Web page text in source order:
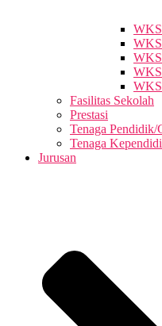
WKS
Fasilitas Sekolah
Prestasi
Tenaga Pendidik/
Tenaga
Jurusan